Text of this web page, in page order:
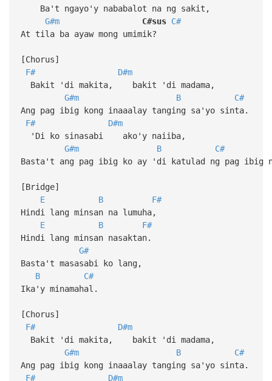
Ba't ngayo'y nababalot na ng sakit,
G#m
C#sus C#
At tila ba ayaw mong umimik?
[Chorus]
F#
D#m
Bakit 'di makita, bakit 'di madama,
G#m
B
C#
Ang pag ibig kong inaaalay tanging sa'yo sinta.
F#
D#m
'Di ko sinasabi ako'y naiiba,
G#m
B
C#
Basta't ang pag ibig ko ay 'di katulad ng pag ibig
[Bridge]
E
B
F#
Hindi lang minsan na lumuha,
E
B
F#
Hindi lang minsan nasaktan.
G#
Basta't masasabi ko lang,
B
C#
Ika'y minamahal.
[Chorus]
F#
D#m
Bakit 'di makita, bakit 'di madama,
G#m
B
C#
Ang pag ibig kong inaaalay tanging sa'yo sinta.
F#
D#m